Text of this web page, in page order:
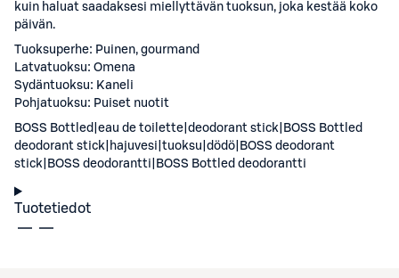
kuin haluat saadaksesi miellyttävän tuoksun, joka kestää koko
päivän.
Tuoksuperhe: Puinen, gourmand
Latvatuoksu: Omena
Sydäntuoksu: Kaneli
Pohjatuoksu: Puiset nuotit
BOSS Bottled|eau de toilette|deodorant stick|BOSS Bottled
deodorant stick|hajuvesi|tuoksu|dödö|BOSS deodorant
stick|BOSS deodorantti|BOSS Bottled deodorantti
Tuotetiedot